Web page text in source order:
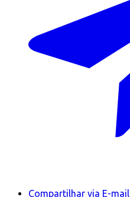
Compartilhar via E-mail